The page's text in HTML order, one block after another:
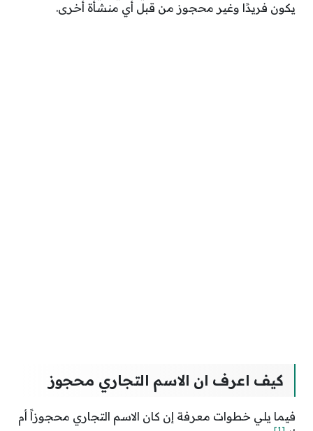
يكون فريدًا وغير محجوز من قبل أي منشأة أخرى.
كيف اعرف ان الاسم التجاري محجوز
فيما يلي خطوات معرفة إن كان الاسم التجاري محجوزاً أم